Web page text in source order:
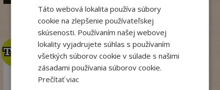
TOP
TOP
Táto webová lokalita používa súbory
cookie na zlepšenie používateľskej
skúsenosti. Používaním našej webovej
lokality vyjadrujete súhlas s používaním
všetkých súborov cookie v súlade s našimi
zásadami používania súborov cookie.
Prečítať viac